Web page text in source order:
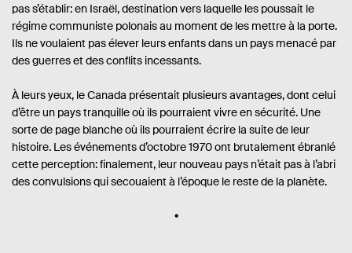
pas s’établir: en Israël, destination vers laquelle les poussait le
régime communiste polonais au moment de les mettre à la porte.
Ils ne voulaient pas élever leurs enfants dans un pays menacé par
des guerres et des conflits incessants.
À leurs yeux, le Canada présentait plusieurs avantages, dont celui
d’être un pays tranquille où ils pourraient vivre en sécurité. Une
sorte de page blanche où ils pourraient écrire la suite de leur
histoire. Les événements d’octobre 1970 ont brutalement ébranlé
cette perception: finalement, leur nouveau pays n’était pas à l’abri
des convulsions qui secouaient à l’époque le reste de la planète.